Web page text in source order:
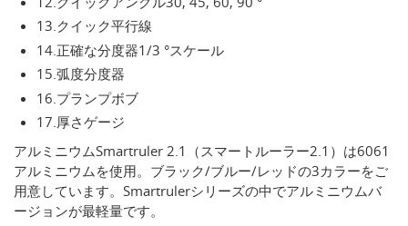
13.クイック平行線
14.正確な分度器1/3 °スケール
15.弧度分度器
16.プランプボブ
17.厚さゲージ
アルミニウムSmartruler 2.1（スマートルーラー2.1）は6061
アルミニウムを使用。ブラック/ブルー/レッドの3カラーをご
用意しています。Smartrulerシリーズの中でアルミニウムバ
ージョンが最軽量です。